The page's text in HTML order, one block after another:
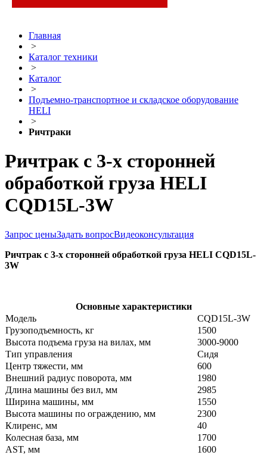
Главная
>
Каталог техники
>
Каталог
>
Подъемно-транспортное и складское оборудование
HELI
>
Ричтраки
Ричтрак с 3-х сторонней
обработкой груза HELI
CQD15L-3W
Запрос ценыЗадать вопросВидеоконсультация
Ричтрак с 3-х сторонней обработкой груза HELI CQD15L-
3W
Основные характеристики
Модель
CQD15L-3W
Грузоподъемность, кг
1500
Высота подъема груза на вилах, мм
3000-9000
Тип управления
Сидя
Центр тяжести, мм
600
Внешний радиус поворота, мм
1980
Длина машины без вил, мм
2985
Ширина машины, мм
1550
Высота машины по ограждению, мм
2300
Клиренс, мм
40
Колесная база, мм
1700
AST, мм
1600